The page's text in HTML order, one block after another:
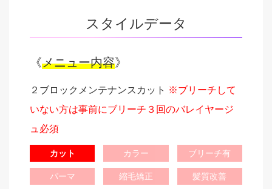
スタイルデータ
《メニュー内容》
２ブロックメンテナンスカット ※ブリーチして
いない方は事前にブリーチ３回のバレイヤージ
ュ必須
カット カラー ブリーチ有
パーマ 縮毛矯正 髪質改善